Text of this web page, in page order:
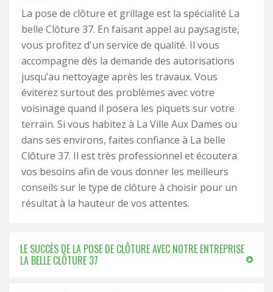
La pose de clôture et grillage est la spécialité La
belle Clôture 37. En faisant appel au paysagiste,
vous profitez d'un service de qualité. Il vous
accompagne dès la demande des autorisations
jusqu’au nettoyage après les travaux. Vous
éviterez surtout des problèmes avec votre
voisinage quand il posera les piquets sur votre
terrain. Si vous habitez à La Ville Aux Dames ou
dans ses environs, faites confiance à La belle
Clôture 37. Il est très professionnel et écoutera
vos besoins afin de vous donner les meilleurs
conseils sur le type de clôture à choisir pour un
résultat à la hauteur de vos attentes.
LE SUCCÈS DE LA POSE DE CLÔTURE AVEC NOTRE ENTREPRISE
LA BELLE CLÔTURE 37